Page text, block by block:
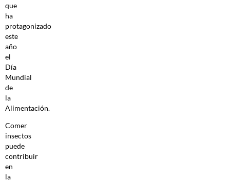
que
ha
protagonizado
este
año
el
Día
Mundial
de
la
Alimentación.
Comer
insectos
puede
contribuir
en
la